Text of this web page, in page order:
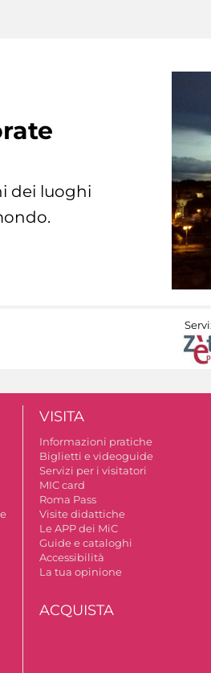
dei luoghi
VISITA
Informazioni pratiche
Biglietti e videoguide
Servizi per i visitatori
MIC card
Roma Pass
Visite didattiche
Le APP dei MiC
Guide e cataloghi
Accessibilità
La tua opinione
ACQUISTA